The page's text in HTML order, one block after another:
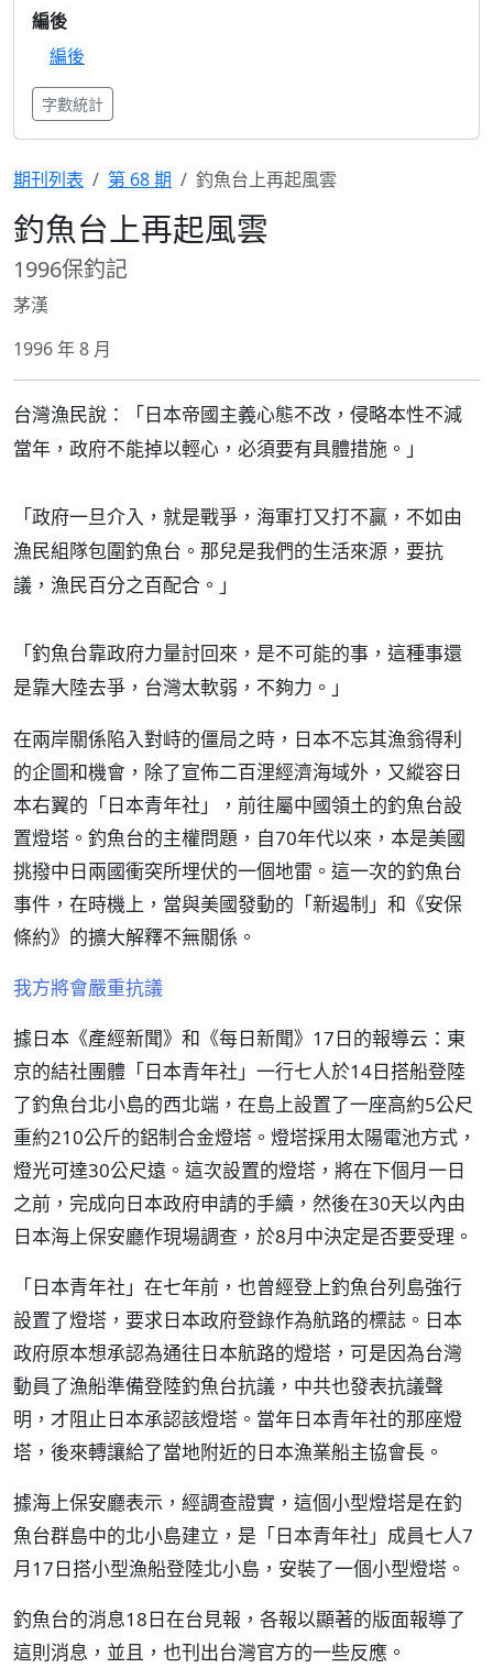
編後
編後
字數統計
期刊列表 第 68 期 釣魚台上再起風雲
釣魚台上再起風雲
1996保釣記
茅漢
1996 年 8 月
台灣漁民說：「日本帝國主義心態不改，侵略本性不減
當年，政府不能掉以輕心，必須要有具體措施。」
「政府一旦介入，就是戰爭，海軍打又打不贏，不如由
漁民組隊包圍釣魚台。那兒是我們的生活來源，要抗
議，漁民百分之百配合。」
「釣魚台靠政府力量討回來，是不可能的事，這種事還
是靠大陸去爭，台灣太軟弱，不夠力。」
在兩岸關係陷入對峙的僵局之時，日本不忘其漁翁得利
的企圖和機會，除了宣佈二百浬經濟海域外，又縱容日
本右翼的「日本青年社」，前往屬中國領土的釣魚台設
置燈塔。釣魚台的主權問題，自70年代以來，本是美國
挑撥中日兩國衝突所埋伏的一個地雷。這一次的釣魚台
事件，在時機上，當與美國發動的「新遏制」和《安保
條約》的擴大解釋不無關係。
我方將會嚴重抗議
據日本《產經新聞》和《每日新聞》17日的報導云：東
京的結社團體「日本青年社」一行七人於14日搭船登陸
了釣魚台北小島的西北端，在島上設置了一座高約5公尺
重約210公斤的鋁制合金燈塔。燈塔採用太陽電池方式，
燈光可達30公尺遠。這次設置的燈塔，將在下個月一日
之前，完成向日本政府申請的手續，然後在30天以內由
日本海上保安廳作現場調查，於8月中決定是否要受理。
「日本青年社」在七年前，也曾經登上釣魚台列島強行
設置了燈塔，要求日本政府登錄作為航路的標誌。日本
政府原本想承認為通往日本航路的燈塔，可是因為台灣
動員了漁船準備登陸釣魚台抗議，中共也發表抗議聲
明，才阻止日本承認該燈塔。當年日本青年社的那座燈
塔，後來轉讓給了當地附近的日本漁業船主協會長。
據海上保安廳表示，經調查證實，這個小型燈塔是在釣
魚台群島中的北小島建立，是「日本青年社」成員七人7
月17日搭小型漁船登陸北小島，安裝了一個小型燈塔。
釣魚台的消息18日在台見報，各報以顯著的版面報導了
這則消息，並且，也刊出台灣官方的一些反應。